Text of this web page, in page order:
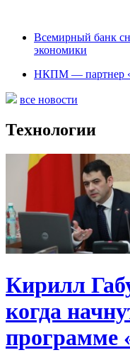
Всемирный банк
экономики
НКПМ — партнер
все новости
Технологии
Кирилл
когда
программе